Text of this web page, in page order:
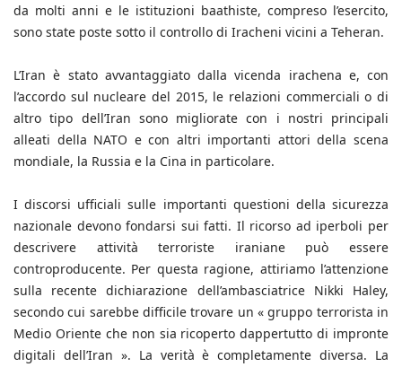
da molti anni e le istituzioni baathiste, compreso l’esercito,
sono state poste sotto il controllo di Iracheni vicini a Teheran.
L’Iran è stato avvantaggiato dalla vicenda irachena e, con
l’accordo sul nucleare del 2015, le relazioni commerciali o di
altro tipo dell’Iran sono migliorate con i nostri principali
alleati della NATO e con altri importanti attori della scena
mondiale, la Russia e la Cina in particolare.
I discorsi ufficiali sulle importanti questioni della sicurezza
nazionale devono fondarsi sui fatti. Il ricorso ad iperboli per
descrivere attività terroriste iraniane può essere
controproducente. Per questa ragione, attiriamo l’attenzione
sulla recente dichiarazione dell’ambasciatrice Nikki Haley,
secondo cui sarebbe difficile trovare un « gruppo terrorista in
Medio Oriente che non sia ricoperto dappertutto di impronte
digitali dell’Iran ». La verità è completamente diversa. La